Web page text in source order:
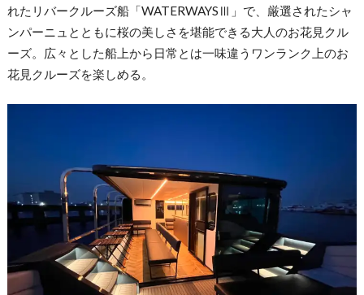
れたリバークルーズ船「WATERWAYSⅢ」で、厳選されたシャ
ンパーニュとともに桜の美しさを堪能できる大人のお花見クル
ーズ。広々とした船上から日常とは一味違うワンランク上のお
花見クルーズを楽しめる。